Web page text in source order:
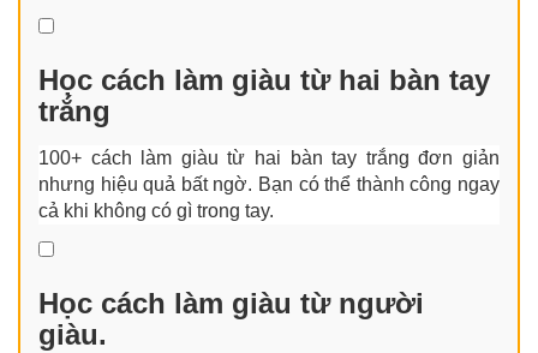
Học cách làm giàu từ hai bàn tay
trắng
100+ cách làm giàu từ hai bàn tay trắng đơn giản
nhưng hiệu quả bất ngờ. Bạn có thể thành công ngay
cả khi không có gì trong tay.
Học cách làm giàu từ người
giàu.